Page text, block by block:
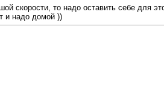
скорости, то надо оставить себе для
и надо домой ))